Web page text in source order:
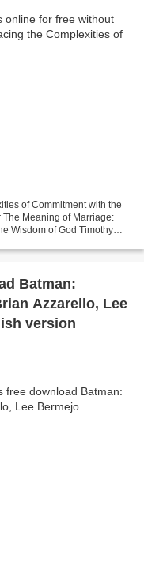
of Commitment with the
The Meaning of Marriage:
Wisdom of God Timothy
Batman:
Azzarello, Lee
version